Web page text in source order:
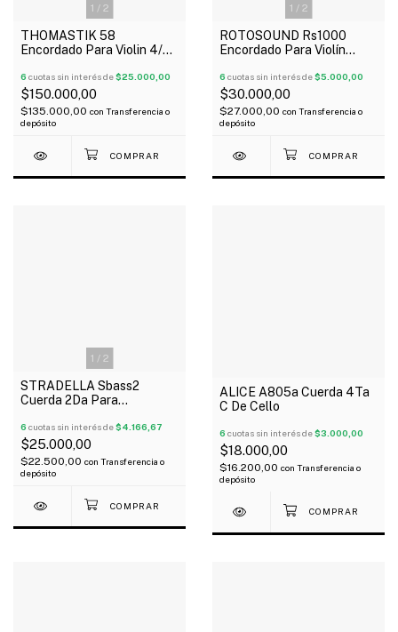
1 / 2
THOMASTIK 58
Encordado Para Violin 4/4
6 cuotas sin interés de$25.000,00
$150.000,00
$135.000,00 con Transferencia o
depósito
1 / 2
ROTOSOUND Rs1000
Encordado Para Violín
6 cuotas sin interés de$5.000,00
$30.000,00
$27.000,00 con Transferencia o
depósito
1 / 2
STRADELLA Sbass2
Cuerda 2Da Para
6 cuotas sin interés de$4.166,67
$25.000,00
$22.500,00 con Transferencia o
depósito
ALICE A805a Cuerda 4Ta
C De Cello
6 cuotas sin interés de$3.000,00
$18.000,00
$16.200,00 con Transferencia o
depósito